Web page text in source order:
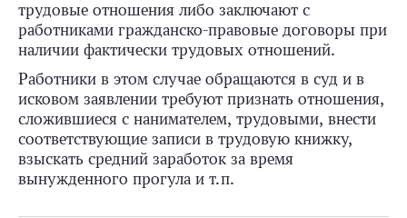
трудовые отношения либо заключают с
работниками гражданско-­правовые договоры при
наличии фактически трудовых отношений.
Работники в этом случае обращаются в суд и в
исковом заявлении требуют признать отношения,
сложившиеся с нанимателем, трудовыми, внести
соответствующие записи в трудовую книжку,
взыскать средний заработок за время
вынужденного прогула и т. п.